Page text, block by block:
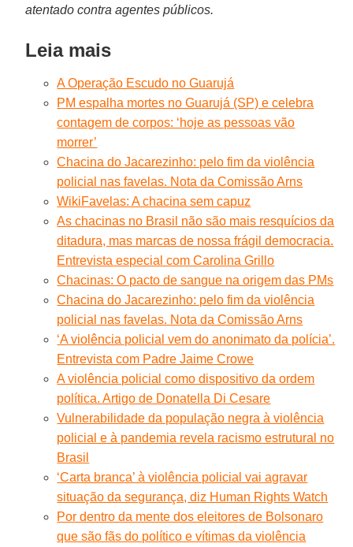
atentado contra agentes públicos.
Leia mais
A Operação Escudo no Guarujá
PM espalha mortes no Guarujá (SP) e celebra
contagem de corpos: ‘hoje as pessoas vão
morrer’
Chacina do Jacarezinho: pelo fim da violência
policial nas favelas. Nota da Comissão Arns
WikiFavelas: A chacina sem capuz
As chacinas no Brasil não são mais resquícios da
ditadura, mas marcas de nossa frágil democracia.
Entrevista especial com Carolina Grillo
Chacinas: O pacto de sangue na origem das PMs
Chacina do Jacarezinho: pelo fim da violência
policial nas favelas. Nota da Comissão Arns
‘A violência policial vem do anonimato da polícia’.
Entrevista com Padre Jaime Crowe
A violência policial como dispositivo da ordem
política. Artigo de Donatella Di Cesare
Vulnerabilidade da população negra à violência
policial e à pandemia revela racismo estrutural no
Brasil
‘Carta branca’ à violência policial vai agravar
situação da segurança, diz Human Rights Watch
Por dentro da mente dos eleitores de Bolsonaro
que são fãs do político e vítimas da violência